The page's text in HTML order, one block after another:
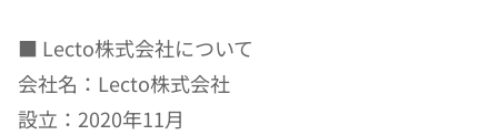
■ Lecto株式会社について
会社名：Lecto株式会社
設立：2020年11月